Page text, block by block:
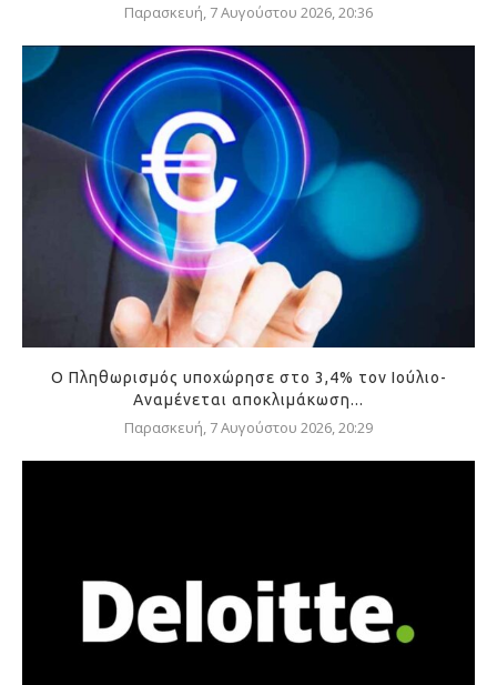
Παρασκευή, 7 Αυγούστου 2026, 20:36
Ο Πληθωρισμός υποχώρησε στο 3,4% τον Ιούλιο-
Αναμένεται αποκλιμάκωση...
Παρασκευή, 7 Αυγούστου 2026, 20:29